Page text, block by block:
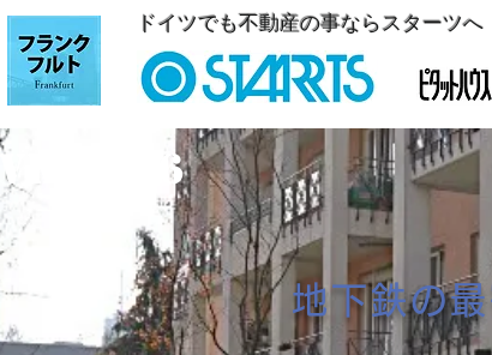
ドイツでも不動産の事ならスターツへ
VKF0016
地下鉄の